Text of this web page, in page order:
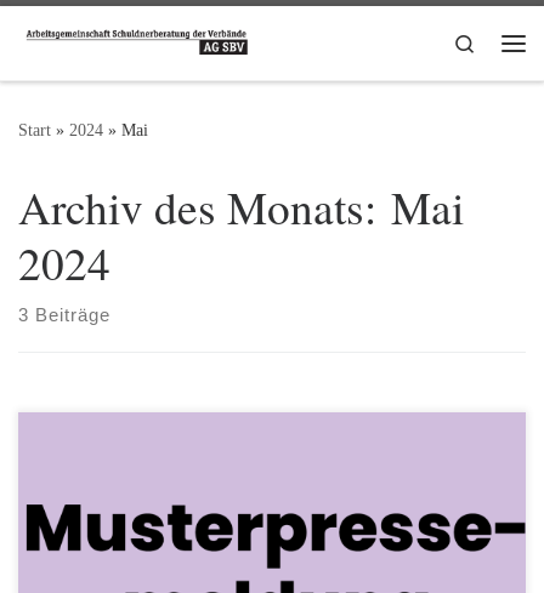
Zum Inhalt springen
Search
Start » 2024 » Mai
Archiv des Monats: Mai
2024
3 Beiträge
Musterpresseinfo des Sprechers zur Aktionswoche
Schuldnerberatung 2024: Aktionswoche Schuldnerberatung:
Person oder Beratungsstelle/Verband fordert finanzielle
Allgemeinbildung Finanzielle Allgemeinbildung von klein auf